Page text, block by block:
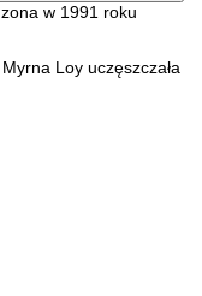
w 1991 roku
Loy uczęszczała